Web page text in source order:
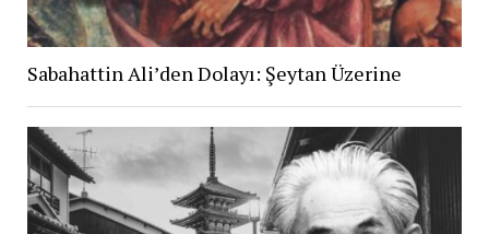
Sabahattin Ali’den Dolayı: Şeytan Üzerine